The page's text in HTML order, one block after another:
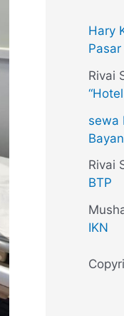
Hary
Pasar
Rivai
sewa
Bayan
Rivai
BTP
IKN